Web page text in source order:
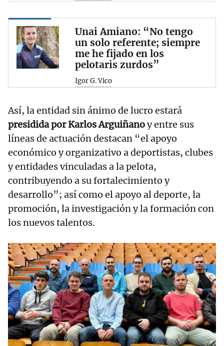
Unai Amiano: “No tengo
un solo referente; siempre
me he fijado en los
pelotaris zurdos”
Igor G. Vico
Así, la entidad sin ánimo de lucro estará
presidida por Karlos Arguiñanoy entre sus
líneas de actuación destacan “el apoyo
económico y organizativo a deportistas, clubes
y entidades vinculadas a la pelota,
contribuyendo a su fortalecimiento y
desarrollo”; así como el apoyo al deporte, la
promoción, la investigación y la formación con
los nuevos talentos.